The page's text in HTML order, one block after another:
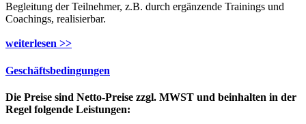
Begleitung der Teilnehmer, z.B. durch ergänzende Trainings und
Coachings, realisierbar.
weiterlesen >>
Geschäftsbedingungen
Die Preise sind Netto-Preise zzgl. MWST und beinhalten in der
Regel folgende Leistungen: